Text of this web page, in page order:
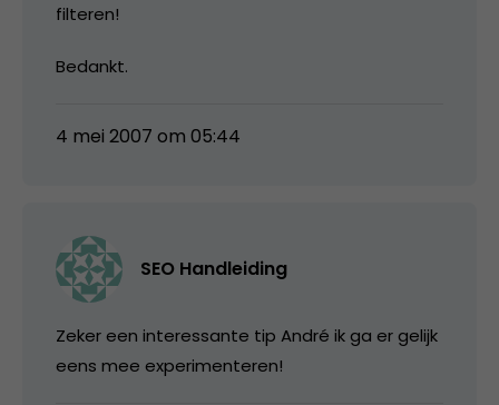
filteren!
Bedankt.
4 mei 2007 om 05:44
SEO Handleiding
Zeker een interessante tip André ik ga er gelijk
eens mee experimenteren!